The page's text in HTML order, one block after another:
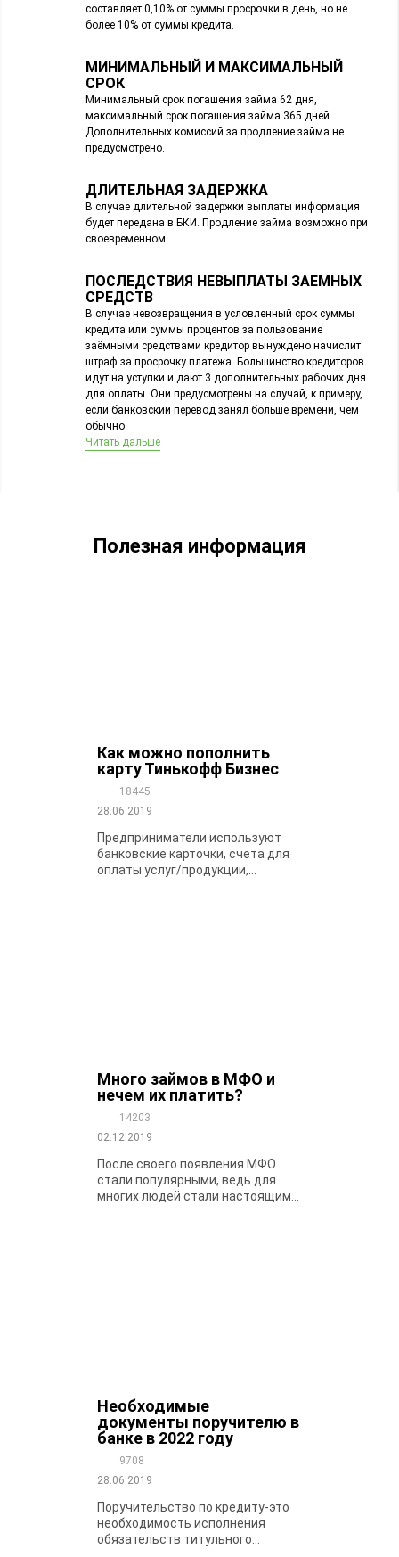
составляет 0,10% от суммы просрочки в день, но не
более 10% от суммы кредита.
МИНИМАЛЬНЫЙ И МАКСИМАЛЬНЫЙ
СРОК
Минимальный срок погашения займа 62 дня,
максимальный срок погашения займа 365 дней.
Дополнительных комиссий за продление займа не
предусмотрено.
ДЛИТЕЛЬНАЯ ЗАДЕРЖКА
В случае длительной задержки выплаты информация
будет передана в БКИ. Продление займа возможно при
своевременном
ПОСЛЕДСТВИЯ НЕВЫПЛАТЫ ЗАЕМНЫХ
СРЕДСТВ
В случае невозвращения в условленный срок суммы
кредита или суммы процентов за пользование
заёмными средствами кредитор вынуждено начислит
штраф за просрочку платежа. Большинство кредиторов
идут на уступки и дают 3 дополнительных рабочих дня
для оплаты. Они предусмотрены на случай, к примеру,
если банковский перевод занял больше времени, чем
обычно.
Читать дальше
Полезная информация
Как можно пополнить
карту Тинькофф Бизнес
18445
28.06.2019
Предприниматели используют
банковские карточки, счета для
оплаты услуг/продукции,...
Много займов в МФО и
нечем их платить?
14203
02.12.2019
После своего появления МФО
стали популярными, ведь для
многих людей стали настоящим...
Необходимые
документы поручителю в
банке в 2022 году
9708
28.06.2019
Поручительство по кредиту-это
необходимость исполнения
обязательств титульного...